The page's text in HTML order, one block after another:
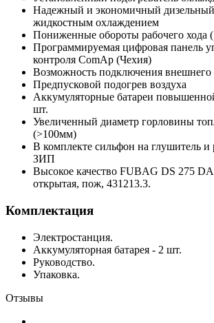
Надежный и экономичный дизельный
жидкостным охлаждением
Пониженные обороты рабочего хода
Программируемая цифровая панель
контроля ComAp (Чехия)
Возможность подключения внешнего
Предпусковой подогрев воздуха
Аккумуляторные батареи
шт.
Увеличенный диаметр горловины
(>100мм)
В комплекте сильфон на глушитель
ЗИП
Высокое качество FUBAG DS 275 DA
открытая, пож, 431213.3.
Комплектация
Электростанция.
Аккумуляторная батарея - 2 шт.
Руководство.
Упаковка.
Отзывы